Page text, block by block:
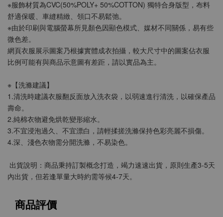
※服飾材質為CVC(50%POLY+ 50%COTTON) 獨特合身版型，布料
舒適保暖、車縫精緻、領口不易鬆弛。
※由於印刷與電腦螢幕所見顏色因顯色模式、媒材不同關係，易有些
微色差。
網頁衣服展示圖案乃根據實體成衣拍攝，較大尺寸中的圖案佔衣服
比例可能有與商品示意圖有差距，請以實品為主。
※【洗滌建議】
1.清洗時建議衣服翻反面放入洗衣袋，以弱速進行清洗，以確保產品
壽命。
2.純棉衣物避免烘乾變形縮水。
3.不宜浸泡過久、不宜漂白，請輕揉搓洗滌保持色彩亮麗不損傷。
4.深、淺色衣物需分開洗滌，不易染色。
出貨說明：商品秉持訂製概念打造，竭力速速出貨，原則生產3-5天
內出貨，但若逢單量大時約需等候4-7天。
商品評價